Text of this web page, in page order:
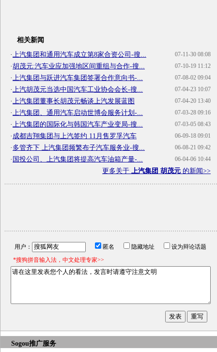
相关新闻
07-11-30 08:08
· 上汽集团和通用汽车成立第8家合资公司-搜...
07-10-19 11:12
·胡茂元:汽车业应加强地区间重组与合作-搜...
07-08-02 09:04
· 上汽集团与跃进汽车集团签署合作意向书-...
07-04-23 10:07
· 上汽胡茂元当选中国汽车工业协会会长-搜...
07-04-20 13:40
· 上汽集团董事长胡茂元畅谈上汽发展蓝图
07-03-28 09:16
· 上汽集团、通用汽车启动世博会服务计划-...
07-03-05 08:43
· 上汽集团的国际化与韩国汽车产业变局-搜...
06-09-18 09:01
·成都吉翔集团与上汽签约 11月售罗孚汽车
06-08-21 09:42
·多管齐下 上汽集团频繁布子汽车服务业-搜...
06-04-06 10:44
·国投公司、上汽集团将提高汽车油箱产量-...
更多关于
上汽集团 胡茂元 的新闻>>
用户： 匿名 隐藏地址
设为辩论话题
*搜狗拼音输入法，中文处理专家>>
Sogou推广服务